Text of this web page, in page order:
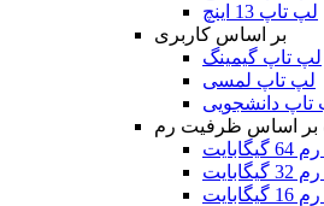
لپ تاپ 13 اینچ
بر اساس کاربری
لپ تاپ گیمینگ
لپ تاپ لمسی
تاپ دانشجویی
بر اساس ظرفیت رم